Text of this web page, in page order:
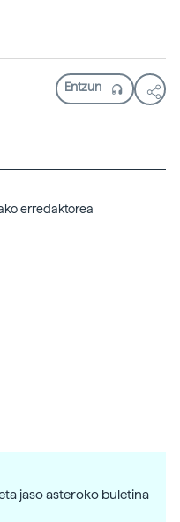
erredaktorea
jaso asteroko buletina